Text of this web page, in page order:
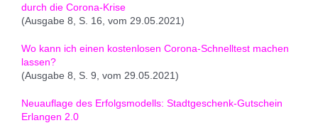
durch die Corona-Krise
(Ausgabe 8, S. 16, vom 29.05.2021)
Wo kann ich einen kostenlosen Corona-Schnelltest machen
lassen?
(Ausgabe 8, S. 9, vom 29.05.2021)
Neuauflage des Erfolgsmodells: Stadtgeschenk-Gutschein
Erlangen 2.0